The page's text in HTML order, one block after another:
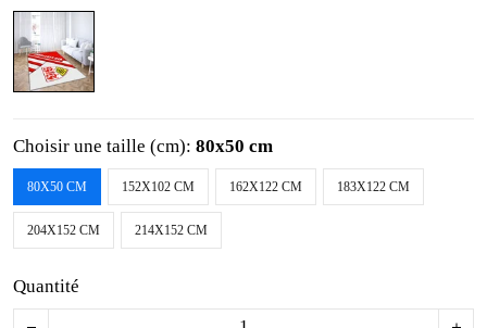
Choisir une taille (cm): 80x50 cm
80X50 CM 152X102 CM 162X122 CM 183X122 CM
204X152 CM 214X152 CM
Quantité